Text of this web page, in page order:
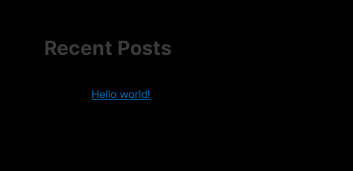
Recent Posts
Hello world!